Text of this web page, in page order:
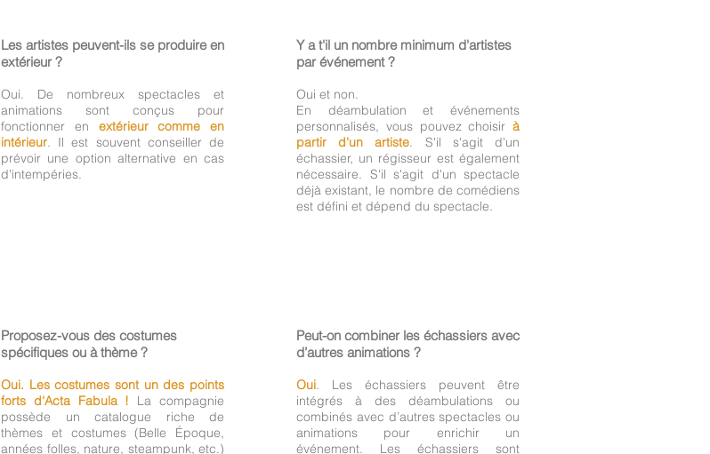
Les artistes peuvent-ils se produire en
extérieur ?
Oui. De nombreux spectacles et
animations sont conçus pour
fonctionner en extérieur comme en
intérieur. Il est souvent conseiller de
prévoir une option alternative en cas
d'intempéries.
Proposez-vous des costumes
spécifiques ou à thème ?
Oui. Les costumes sont un des points
forts d'Acta Fabula ! La compagnie
possède un catalogue riche de
thèmes et costumes (Belle Époque,
années folles, nature, steampunk, etc.)
Y a t'il un nombre minimum d'artistes
par événement ?
Oui et non.
En déambulation et événements
personnalisés, vous pouvez choisir à
partir d'un artiste. S'il s'agit d'un
échassier, un régisseur est également
nécessaire. S'il s'agit d'un spectacle
déjà existant, le nombre de comédiens
est défini et dépend du spectacle.
Peut-on combiner les échassiers avec
d’autres animations ?
Oui. Les échassiers peuvent être
intégrés à des déambulations ou
combinés avec d’autres spectacles ou
animations pour enrichir un
événement. Les échassiers sont